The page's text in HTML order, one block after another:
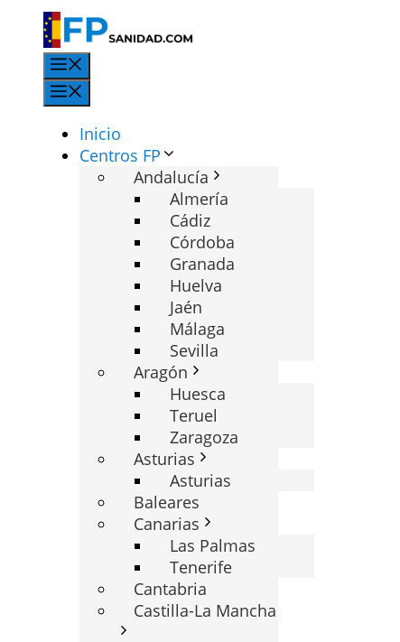
Saltar
contenido
Inicio
Centros FP
Andalucía
Almería
Cádiz
Córdoba
Granada
Huelva
Jaén
Málaga
Sevilla
Aragón
Huesca
Teruel
Zaragoza
Asturias
Asturias
Baleares
Canarias
Las Palmas
Tenerife
Cantabria
Castilla-La Mancha